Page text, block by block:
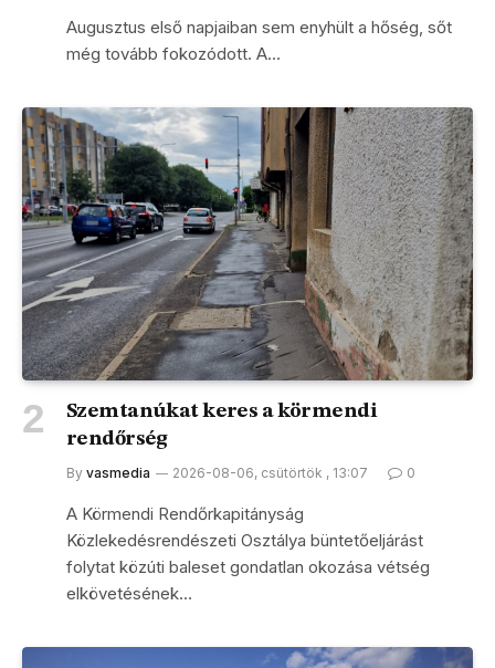
Augusztus első napjaiban sem enyhült a hőség, sőt
még tovább fokozódott. A…
Szemtanúkat keres a körmendi
rendőrség
By vasmedia 2026-08-06, csütörtök , 13:07 0
A Körmendi Rendőrkapitányság
Közlekedésrendészeti Osztálya büntetőeljárást
folytat közúti baleset gondatlan okozása vétség
elkövetésének…